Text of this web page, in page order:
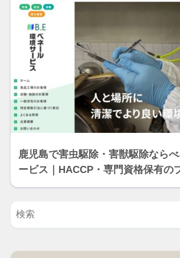
鹿児島で害虫駆除・害獣駆除なら
ービス｜HACCP・専門資格保有の